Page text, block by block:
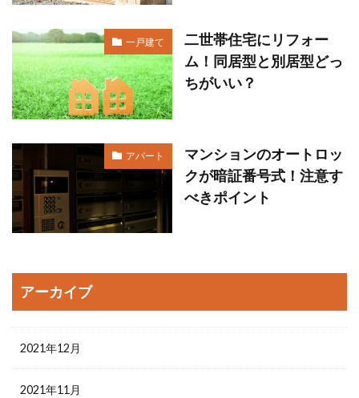
一戸建て
二世帯住宅にリフォー
ム！同居型と別居型どっ
ちがいい？
アパート
マンションのオートロッ
クが暗証番号式！注意す
べきポイント
アーカイブ
2021年12月
2021年11月